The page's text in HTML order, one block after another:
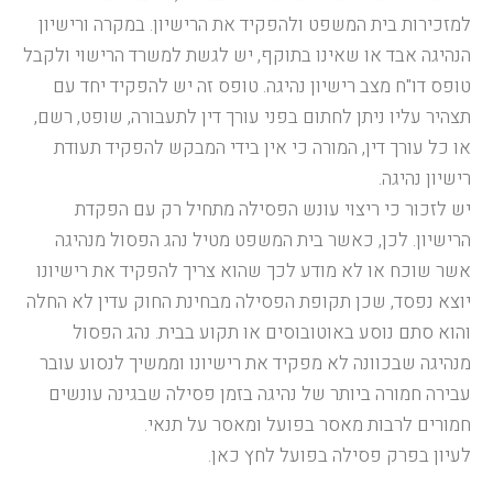
למזכירות בית המשפט ולהפקיד את הרישיון. במקרה ורישיון
הנהיגה אבד או שאינו בתוקף, יש לגשת למשרד הרישוי ולקבל
טופס דו"ח מצב רישיון נהיגה. טופס זה יש להפקיד יחד עם
תצהיר עליו ניתן לחתום בפני עורך דין לתעבורה, שופט, רשם,
או כל עורך דין, המורה כי אין בידי המבקש להפקיד תעודת
רישיון נהיגה.
יש לזכור כי ריצוי עונש הפסילה מתחיל רק עם הפקדת
הרישיון. לכן, כאשר בית המשפט מטיל נהג הפסול מנהיגה
אשר שוכח או לא מודע לכך שהוא צריך להפקיד את רישיונו
יוצא נפסד, שכן תקופת הפסילה מבחינת החוק עדין לא החלה
והוא סתם נוסע באוטובוסים או תקוע בבית. נהג הפסול
מנהיגה שבכוונה לא מפקיד את רישיונו וממשיך לנסוע עובר
עבירה חמורה ביותר של נהיגה בזמן פסילה שבגינה עונשים
חמורים לרבות מאסר בפועל ומאסר על תנאי.
לעיון בפרק פסילה בפועל לחץ כאן.